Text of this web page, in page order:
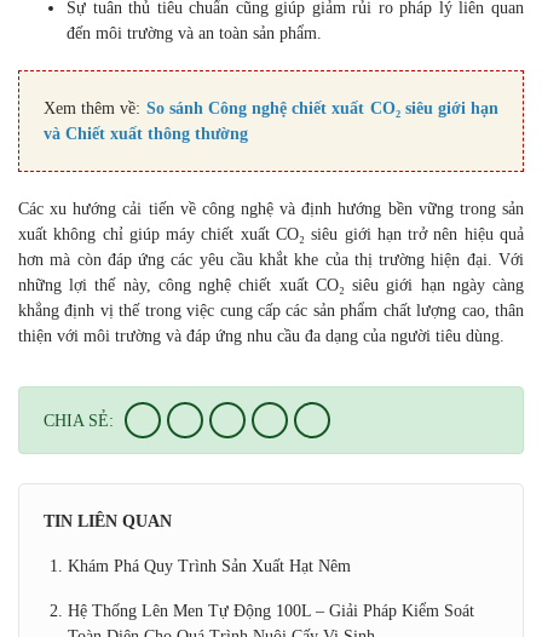
Công nghệ chiết xuất CO₂ siêu giới hạn hiện đại hỗ trợ doanh
doanh nghiệp nâng cao uy tín và cũng là cơ hội lớn cho các
nhà sản xuất muốn tham gia vào chuỗi cung ứng toàn cầu.
Sự tuân thủ tiêu chuẩn cũng giúp giảm rủi ro pháp lý liên
Xem thêm về:So sánh Công nghệ chiết xuất CO₂ siêu giới
hạn và Chiết xuất thông thường
Các xu hướng cải tiến về công nghệ và định hướng bền vững trong
hiệu quả hơn mà còn đáp ứng các yêu cầu khắt khe của thị trường
hiện đại. Với những lợi thế này, công nghệ chiết xuất CO₂ siêu giới
hạn ngày càng khẳng định vị thế trong việc cung cấp các sản phẩm
dạng của người tiêu dùng.
CHIA SẺ: